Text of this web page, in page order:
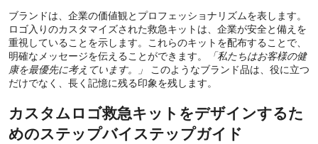
ブランドは、企業の価値観とプロフェッショナリズムを表します。
ロゴ入りのカスタマイズされた救急キットは、企業が安全と備えを
重視していることを示します。これらのキットを配布することで、
明確なメッセージを伝えることができます。
「私たちはお客様の健
康を最優先に考えています。」
このようなブランド品は、役に立つ
だけでなく、長く記憶に残る印象を残します。
カスタムロゴ救急キットをデザインするた
めのステップバイステップガイド